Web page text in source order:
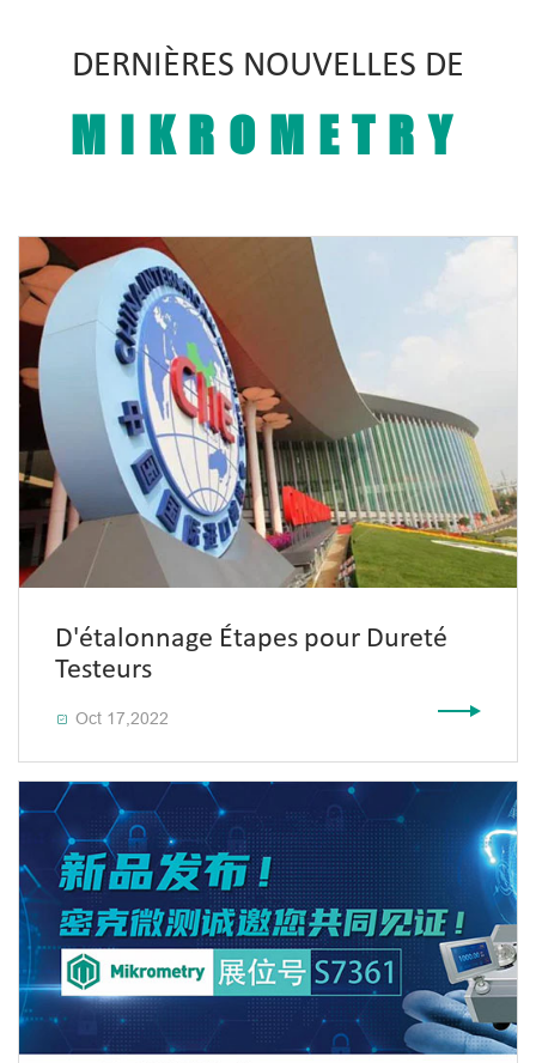
DERNIÈRES NOUVELLES DE
MIKROMETRY
D'étalonnage Étapes pour Dureté
Testeurs
 Oct 17,2022